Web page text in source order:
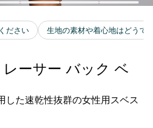
ーサー バック ベ
した速乾性抜群の女性用スベス